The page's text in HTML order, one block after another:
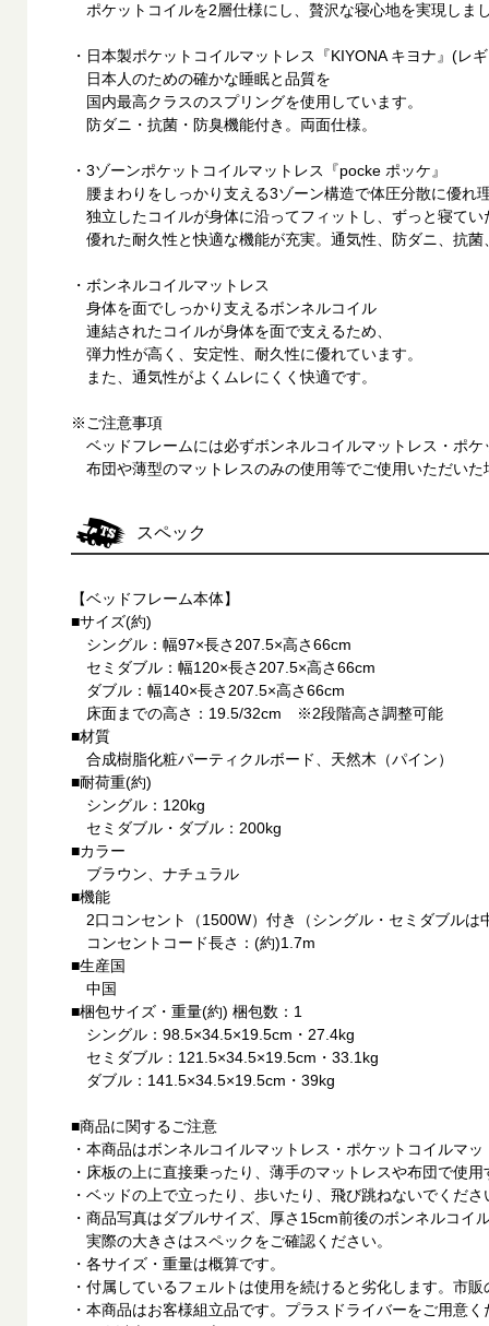
ポケットコイルを2層仕様にし、贅沢な寝心地を実現しま
・日本製ポケットコイルマットレス『KIYONA キヨナ』(レ
日本人のための確かな睡眠と品質を
国内最高クラスのスプリングを使用しています。
防ダニ・抗菌・防臭機能付き。両面仕様。
・3ゾーンポケットコイルマットレス『pocke ポッケ』
腰まわりをしっかり支える3ゾーン構造で体圧分散に優れ
独立したコイルが身体に沿ってフィットし、ずっと寝てい
優れた耐久性と快適な機能が充実。通気性、防ダニ、抗菌
・ボンネルコイルマットレス
身体を面でしっかり支えるボンネルコイル
連結されたコイルが身体を面で支えるため、
弾力性が高く、安定性、耐久性に優れています。
また、通気性がよくムレにくく快適です。
※ご注意事項
ベッドフレームには必ずボンネルコイルマットレス・ポ
布団や薄型のマットレスのみの使用等でご使用いただい
スペック
【ベッドフレーム本体】
■サイズ(約)
シングル：幅97×長さ207.5×高さ66cm
セミダブル：幅120×長さ207.5×高さ66cm
ダブル：幅140×長さ207.5×高さ66cm
床面までの高さ：19.5/32cm ※2段階高さ調整可能
■材質
合成樹脂化粧パーティクルボード、天然木（パイン）
■耐荷重(約)
シングル：120kg
セミダブル・ダブル：200kg
■カラー
ブラウン、ナチュラル
■機能
2口コンセント（1500W）付き（シングル・セミダブルは
コンセントコード長さ：(約)1.7m
■生産国
中国
■梱包サイズ・重量(約) 梱包数：1
シングル：98.5×34.5×19.5cm・27.4kg
セミダブル：121.5×34.5×19.5cm・33.1kg
ダブル：141.5×34.5×19.5cm・39kg
■商品に関するご注意
・本商品はボンネルコイルマットレス・ポケットコイルマ
・床板の上に直接乗ったり、薄手のマットレスや布団で使
・ベッドの上で立ったり、歩いたり、飛び跳ねないでくだ
・商品写真はダブルサイズ、厚さ15cm前後のボンネルコ
実際の大きさはスペックをご確認ください。
・各サイズ・重量は概算です。
・付属しているフェルトは使用を続けると劣化します。市
・本商品はお客様組立品です。プラスドライバーをご用意く